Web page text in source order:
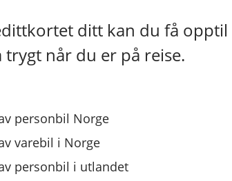
ditt kan du få
når du er på reise.
personbil Norge
varebil i Norge
personbil i utlandet